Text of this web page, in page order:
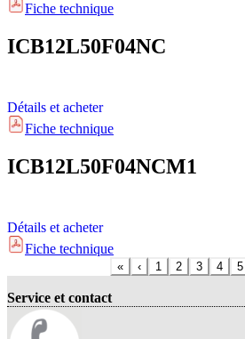
Fiche technique
ICB12L50F04NC
Détails et acheter
Fiche technique
ICB12L50F04NCM1
Détails et acheter
Fiche technique
« ‹ 1 2 3 4 5
Service et contact